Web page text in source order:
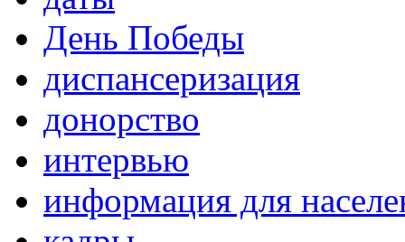
День Победы
диспансеризация
донорство
интервью
информация для